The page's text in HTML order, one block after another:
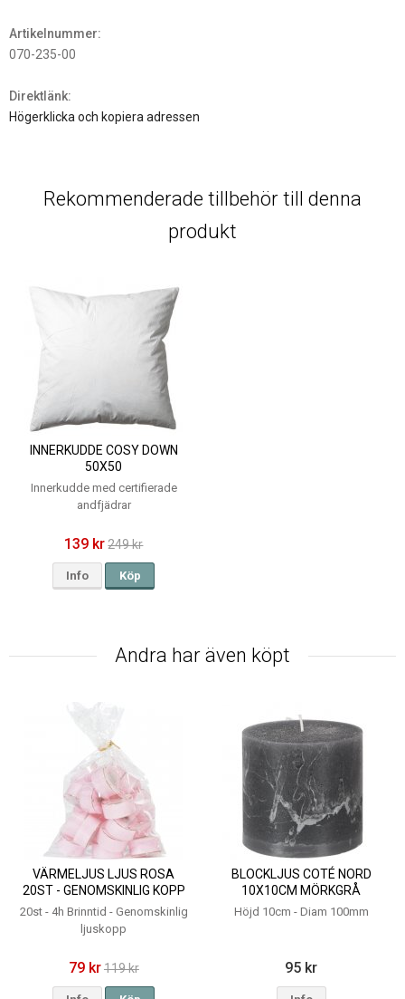
Artikelnummer:
070-235-00
Direktlänk:
Högerklicka och kopiera adressen
Rekommenderade tillbehör till denna
produkt
INNERKUDDE COSY DOWN
50X50
Innerkudde med certifierade
andfjädrar
139 kr 249 kr
Info Köp
Andra har även köpt
VÄRMELJUS LJUS ROSA
20ST - GENOMSKINLIG KOPP
4H
20st - 4h Brinntid - Genomskinlig
ljuskopp
79 kr119 kr
BLOCKLJUS COTÉ NORD
10X10CM MÖRKGRÅ
Höjd 10cm - Diam 100mm
95 kr